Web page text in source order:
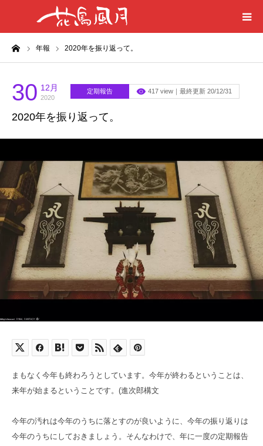
年報 2020年を振り返って。
30 12月
2020
定期報告 417 view｜最終更新 20/12/31
2020年を振り返って。
まもなく今年も終わろうとしています。今年が終わるということは、
来年が始まるということです。(進次郎構文
今年の汚れは今年のうちに落とすのが良いように、今年の振り返りは
今年のうちにしておきましょう。そんなわけで、年に一度の定期報告
ホーム
はじめに
刀剣目録